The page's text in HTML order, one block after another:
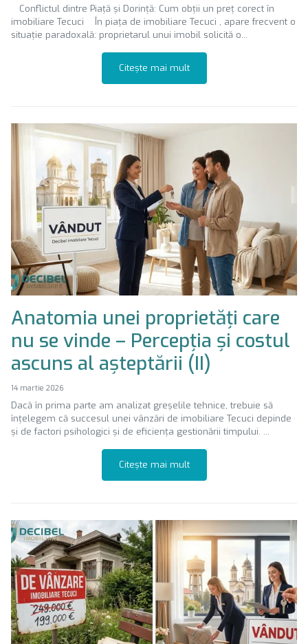
Conflictul dintre Piață și Dorință: Cum obții un preț corect în
imobiliare Tecuci În piața de imobiliare Tecuci , apare frecvent o
situație paradoxală: proprietarul unui imobil solicită o...
Citește mai mult
Anatomia unei proprietăți care
nu se vinde – Percepția și costul
ascuns al așteptării (II)
14 martie 2026
Dacă în prima parte am analizat greșelile tehnice, trebuie să
înțelegem că succesul unei vânzări de imobiliare Tecuci depinde
și de factori psihologici și de eficiența gestionării timpului. ...
Citește mai mult